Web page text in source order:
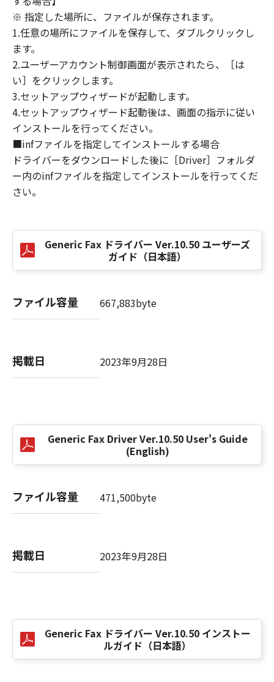
損害の可能性について知らされていた場合でも
同様です。
(3) キヤノン、キヤノンのライセンサー、キヤノ
ンの子会社、キヤノンの関連会社、それらの販
売代理店または販売店のいずれも、「本ソフト
ウェア」、または「本ソフトウェア」の使用に
起因または関連してお客様と第三者との間に生
じたいかなる紛争についても、一切責任を負わ
ないものとします。
８．契約期間
(1) 本契約書は、お客様が、『同意』を示す下
記のボタンをクリックした時点、または「本ソ
フトウェア」をインストールした時点で発効
(2) お客様は、「本ソフトウェア」およびその
複製物のすべてを廃棄および消去することによ
り、本契約書を終了させることができます。
した場合、本契約書は直ちに終了します。
(4) お客様は、上記(3)によって本契約書が終了
のとします。
９．U.S. GOVERNMENT RESTRICTED RIGHTS
NOTICE
“米国政府エンドユーザー”とは、米国政府の機
府エンドユーザーである場合、以下の規定が適
用されます：The SOFTWARE is a "commercial
computer software" and "commercial
computer software documentation," as such
all U.S. Government End Users shall acquire
the SOFTWARE with only those rights set
forth herein. The manufacturer is Canon
※ 指定した場所に、ファイルが保存されます。
1.任意の場所にファイルを保存して、ダブルクリックし
ます。
2.ユーザーアカウント制御画面が表示されたら、［は
い］をクリックします。
3.セットアップウィザードが起動します。
4.セットアップウィザード起動後は、画面の指示に従い
インストールを行ってください。
■infファイルを指定してインストールする場合
ドライバーをダウンロードした後に［Driver］フォルダ
ー内のinfファイルを指定してインストールを行ってくだ
さい。
Generic Fax ドライバー Ver.10.50 ユーザーズ
ガイド（日本語）
ファイル容量 667,883byte
掲載日 2023年9月28日
Generic Fax Driver Ver.10.50 User's Guide
(English)
ファイル容量 471,500byte
掲載日 2023年9月28日
Generic Fax ドライバー Ver.10.50 インストー
ルガイド（日本語）